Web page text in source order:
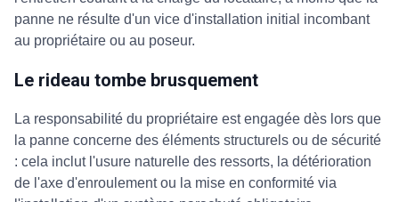
panne ne résulte d'un vice d'installation initial incombant
au propriétaire ou au poseur.
Le rideau tombe brusquement
La responsabilité du propriétaire est engagée dès lors que
la panne concerne des éléments structurels ou de sécurité
: cela inclut l'usure naturelle des ressorts, la détérioration
de l'axe d'enroulement ou la mise en conformité via